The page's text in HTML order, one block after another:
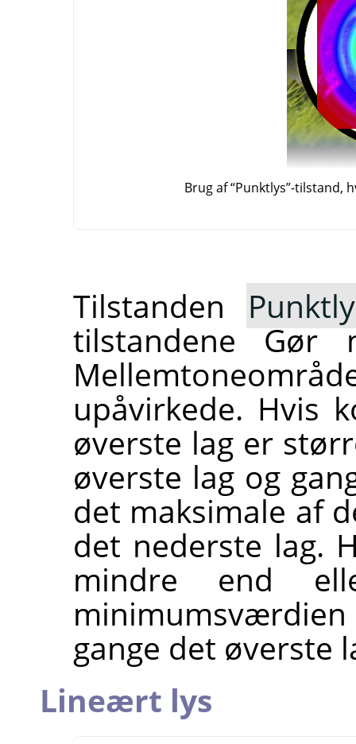
Brug af“Punktlys”-tilstand,
Tilstanden
tilstandene Gør
upåvirkede. Hvis
øverste lag er
øverste lag og
det maksimale af
det nederste lag.
mindre end
gange det øverste
Lineært lys